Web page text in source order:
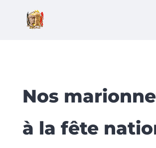
Nos
à la fête